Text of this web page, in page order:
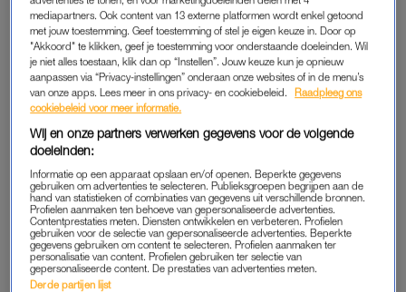
Omdat Martijn Krabbé te ziek is omKopen Zonder Kijkente
presenteren, hebben de programmamakers dit seizoen
gekozen voor verschillende RTL-gezichten die de presentatie
overnemen. Eerder zeiKopen Zonder Kijken-makelaar Alex
van Keulen al dat hij daar heel blij mee was tegen LINDA.
MILJUSCHKA WITZENHAUSEN OVER
‘KOPEN ZONDER KIJKEN’
Miljuschka kijkt er positief op terug. “Ik ben geen
presentatiewonder”, zegt ze over zichzelf. “Dat is meer iets
voor Chantal, maar ik vond het heel leuk om te doen.” Vooral
omdat ze werd gekoppeld aan een gezin waarbij de moeder
mediapartners. Ook content van 13 externe platformen wordt enkel getoond
met jouw toestemming. Geef toestemming of stel je eigen keuze in. Door op
"Akkoord" te klikken, geef je toestemming voor onderstaande doeleinden. Wil
je niet alles toestaan, klik dan op “Instellen”. Jouw keuze kun je opnieuw
aanpassen via “Privacy-instellingen” onderaan onze websites of in de menu’s
van onze apps. Lees meer in ons privacy- en cookiebeleid.
Raadpleeg ons
cookiebeleid voor meer informatie.
Wij en onze partners verwerken gegevens voor de volgende
doeleinden:
Informatie op een apparaat opslaan en/of openen. Beperkte gegevens
gebruiken om advertenties te selecteren. Publieksgroepen begrijpen aan de
hand van statistieken of combinaties van gegevens uit verschillende bronnen.
Profielen aanmaken ten behoeve van gepersonaliseerde advertenties.
Contentprestaties meten. Diensten ontwikkelen en verbeteren. Profielen
gebruiken voor de selectie van gepersonaliseerde advertenties. Beperkte
gegevens gebruiken om content te selecteren. Profielen aanmaken ter
personalisatie van content. Profielen gebruiken ter selectie van
gepersonaliseerde content. De prestaties van advertenties meten.
Derde partijen lijst